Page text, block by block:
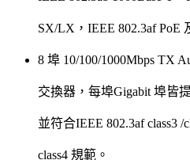
SX/LX，IEEE 802.3af PoE
8 埠 10/100/1000Mbps TX
交換器，每埠Gigabit 埠皆
並符合IEEE 802.3af class3 /
class4 規範。